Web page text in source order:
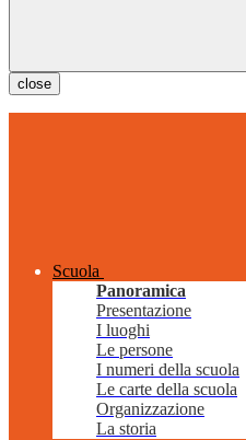
close
Scuola
Panoramica
Presentazione
I luoghi
Le persone
I numeri della scuola
Le carte della scuola
Organizzazione
La storia